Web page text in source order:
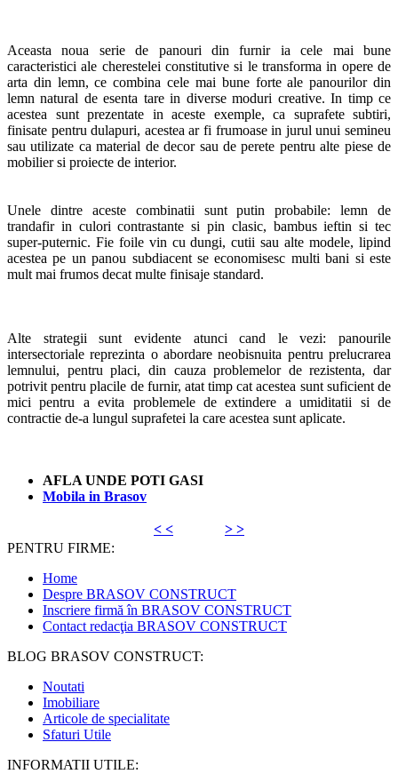
Aceasta noua serie de panouri din furnir ia cele mai bune
caracteristici ale cherestelei constitutive si le transforma in opere de
arta din lemn, ce combina cele mai bune forte ale panourilor din
lemn natural de esenta tare in diverse moduri creative. In timp ce
acestea sunt prezentate in aceste exemple, ca suprafete subtiri,
finisate pentru dulapuri, acestea ar fi frumoase in jurul unui semineu
sau utilizate ca material de decor sau de perete pentru alte piese de
mobilier si proiecte de interior.
Unele dintre aceste combinatii sunt putin probabile: lemn de
trandafir in culori contrastante si pin clasic, bambus ieftin si tec
super-puternic. Fie foile vin cu dungi, cutii sau alte modele, lipind
acestea pe un panou subdiacent se economisesc multi bani si este
mult mai frumos decat multe finisaje standard.
Alte strategii sunt evidente atunci cand le vezi: panourile
intersectoriale reprezinta o abordare neobisnuita pentru prelucrarea
lemnului, pentru placi, din cauza problemelor de rezistenta, dar
potrivit pentru placile de furnir, atat timp cat acestea sunt suficient de
mici pentru a evita problemele de extindere a umiditatii si de
contractie de-a lungul suprafetei la care acestea sunt aplicate.
AFLA UNDE POTI GASI
Mobila in Brasov
< <
> >
PENTRU FIRME:
Home
Despre BRASOV CONSTRUCT
Inscriere firmă în BRASOV CONSTRUCT
Contact redacţia BRASOV CONSTRUCT
BLOG BRASOV CONSTRUCT:
Noutati
Imobiliare
Articole de specialitate
Sfaturi Utile
INFORMATII UTILE: